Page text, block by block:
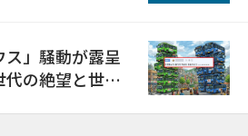
」騒動が露呈
の絶望と世代